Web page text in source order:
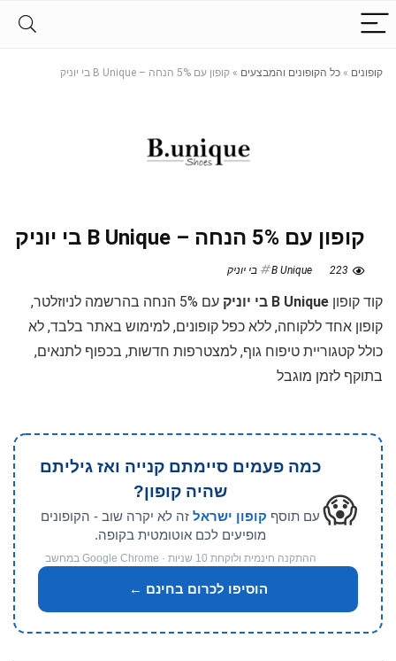
קופונים » כל הקופונים והמבצעים » קופון עם 5% הנחה – B Unique בי יוניק
קופון עם 5% הנחה – B Unique בי יוניק
223 B Unique בי יוניק
קוד קופון B Unique בי יוניק
עם 5% הנחה בהרשמה לניוזלטר,
קופון אחד ללקוחה, ללא כפל קופונים, למימוש באתר בלבד, לא
כולל קטגוריית טיפוח גוף, למצטרפות חדשות, בכפוף לתנאים,
בתוקף לזמן מוגבל
😱
כמה פעמים סיימתם קנייה ואז גיליתם
שהיה קופון?
עם תוסף קופון ישראל זה לא יקרה שוב - הקופונים
מופיעים לכם אוטומטית בקופה.
ההתקנה חינמית ולוקחת 10 שניות · Google Chrome במחשב
הוסיפו לכרום בחינם ←